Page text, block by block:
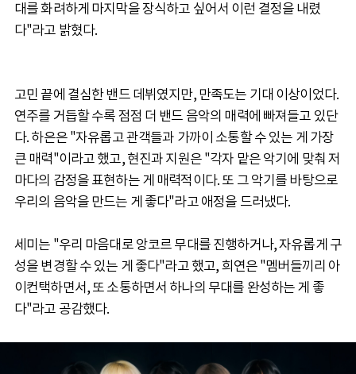
대를 화려하게 마지막을 장식하고 싶어서 이런 결정을 내렸
다"라고 밝혔다.
고민 끝에 결심한 밴드 데뷔였지만, 만족도는 기대 이상이었다.
연주를 거듭할 수록 점점 더 밴드 음악의 매력에 빠져들고 있단
다. 하은은 "자유롭고 관객들과 가까이 소통할 수 있는 게 가장
큰 매력"이라고 했고, 현진과 지원은 "각자 맡은 악기에 맞춰 저
마다의 감정을 표현하는 게 매력적이다. 또 그 악기를 바탕으로
우리의 음악을 만드는 게 좋다"라고 애정을 드러냈다.
세미는 "우리 마음대로 앙코르 무대를 진행하거나, 자유롭게 구
성을 변경할 수 있는 게 좋다"라고 했고, 희연은 "멤버들끼리 아
이컨택하면서, 또 소통하면서 하나의 무대를 완성하는 게 좋
다"라고 공감했다.